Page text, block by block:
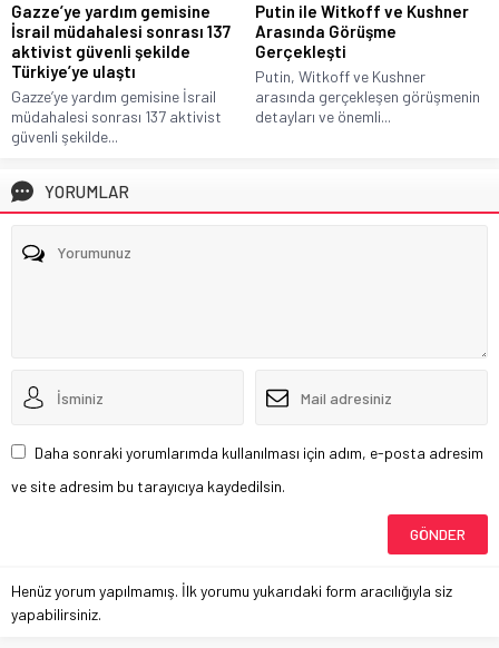
Gazze’ye yardım gemisine
İsrail müdahalesi sonrası 137
aktivist güvenli şekilde
Türkiye’ye ulaştı
Gazze’ye yardım gemisine İsrail
müdahalesi sonrası 137 aktivist
güvenli şekilde...
Putin ile Witkoff ve Kushner
Arasında Görüşme
Gerçekleşti
Putin, Witkoff ve Kushner
arasında gerçekleşen görüşmenin
detayları ve önemli...
YORUMLAR
Daha sonraki yorumlarımda kullanılması için adım, e-posta adresim
ve site adresim bu tarayıcıya kaydedilsin.
Henüz yorum yapılmamış. İlk yorumu yukarıdaki form aracılığıyla siz
yapabilirsiniz.